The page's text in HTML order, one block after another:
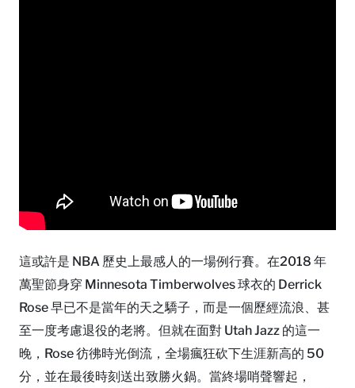
這或許是 NBA 歷史上最感人的一場例行賽。在2018 年
萬聖節身穿 Minnesota Timberwolves 球衣的 Derrick
Rose 早已不是當年的天之驕子，而是一個歷經流浪、甚
至一度考慮退役的老將。但就在面對 Utah Jazz 的這一
晚，Rose 彷彿時光倒流，全場瘋狂砍下生涯新高的 50
分，並在最後時刻送出致勝火鍋。當終場哨聲響起，